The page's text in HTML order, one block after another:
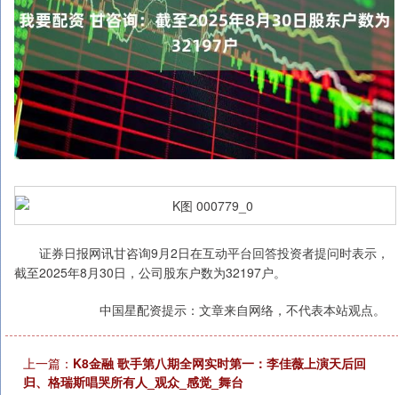
证券日报网讯甘咨询9月2日在互动平台回答投资者提问时表示，
截至2025年8月30日，公司股东户数为32197户。
中国星配资提示：文章来自网络，不代表本站观点。
上一篇： K8金融 歌手第八期全网实时第一：李佳薇上演天后回
归、格瑞斯唱哭所有人_观众_感觉_舞台